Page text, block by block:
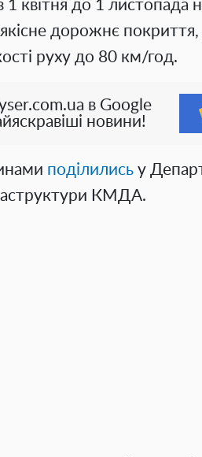
квітня до 1 листопада
дорожнє
руху до 80 км/год.
в Google
новини!
поділились у
КМДА.